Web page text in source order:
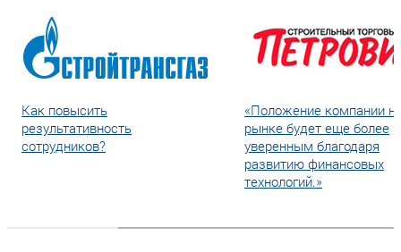
Как повысить
результативность
сотрудников?
«Положение компании
рынке будет еще более
уверенным благодаря
развитию финансовых
технологий.»